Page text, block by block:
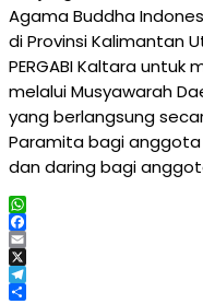
Agama Buddha
di Provinsi Kalimantan
PERGABI Kaltara
melalui Musyawarah
yang berlangsung
Paramita bagi anggota
dan daring bagi
WhatsApp
Facebook
Email
X
Telegram